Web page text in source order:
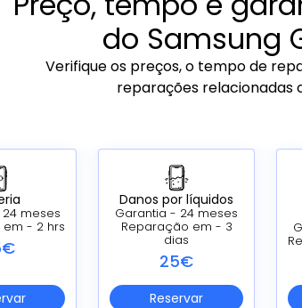
do Samsung
Verifique os preços, o tempo de
reparações relacionadas
meses
- 2 hrs
Danos por líquidos
Garantia - 24 meses
Reparação em - 3
dias
25€
Reservar